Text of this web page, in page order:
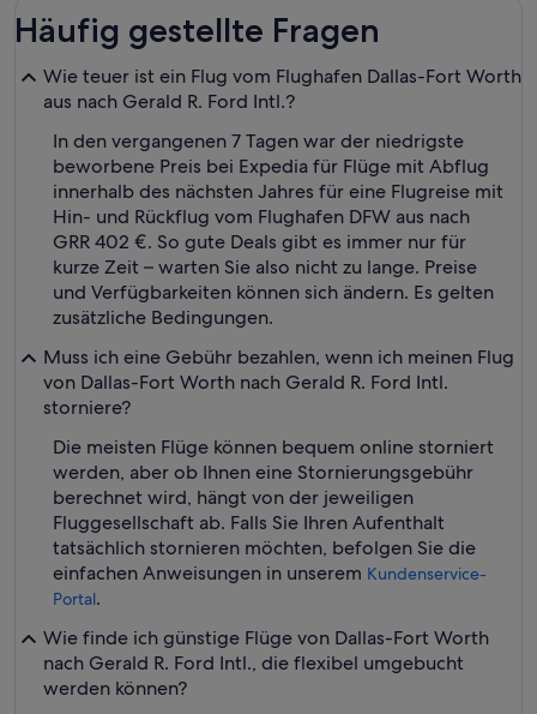
Häufig gestellte Fragen
Wie teuer ist ein Flug vom Flughafen Dallas-Fort Worth
aus nach Gerald R. Ford Intl.?
In den vergangenen 7 Tagen war der niedrigste
beworbene Preis bei Expedia für Flüge mit Abflug
innerhalb des nächsten Jahres für eine Flugreise mit
Hin- und Rückflug vom Flughafen DFW aus nach
GRR 402 €. So gute Deals gibt es immer nur für
kurze Zeit – warten Sie also nicht zu lange. Preise
und Verfügbarkeiten können sich ändern. Es gelten
zusätzliche Bedingungen.
Muss ich eine Gebühr bezahlen, wenn ich meinen Flug
von Dallas-Fort Worth nach Gerald R. Ford Intl.
storniere?
Die meisten Flüge können bequem online storniert
werden, aber ob Ihnen eine Stornierungsgebühr
berechnet wird, hängt von der jeweiligen
Fluggesellschaft ab. Falls Sie Ihren Aufenthalt
tatsächlich stornieren möchten, befolgen Sie die
einfachen Anweisungen in unserem Kundenservice-
Portal.
Wie finde ich günstige Flüge von Dallas-Fort Worth
nach Gerald R. Ford Intl., die flexibel umgebucht
werden können?